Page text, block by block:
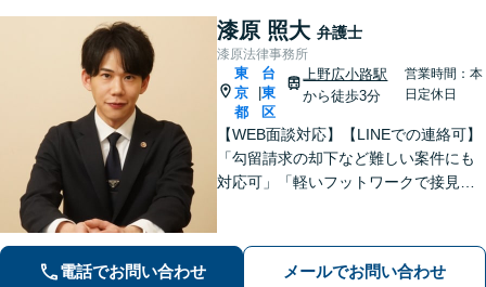
漆原 照大 弁護士
漆原法律事務所
東
京
都
|
台
東
区
上野広小路駅
から徒歩3分
営業時間：本
日定休日
【WEB面談対応】【LINEでの連絡可】
「勾留請求の却下など難しい案件にも
対応可」「軽いフットワークで接見へ
通」軽いフットワークで急なご依頼に
も柔軟に対応【休日・夜間相談可】
電話でお問い合わせ メールでお問い合わせ